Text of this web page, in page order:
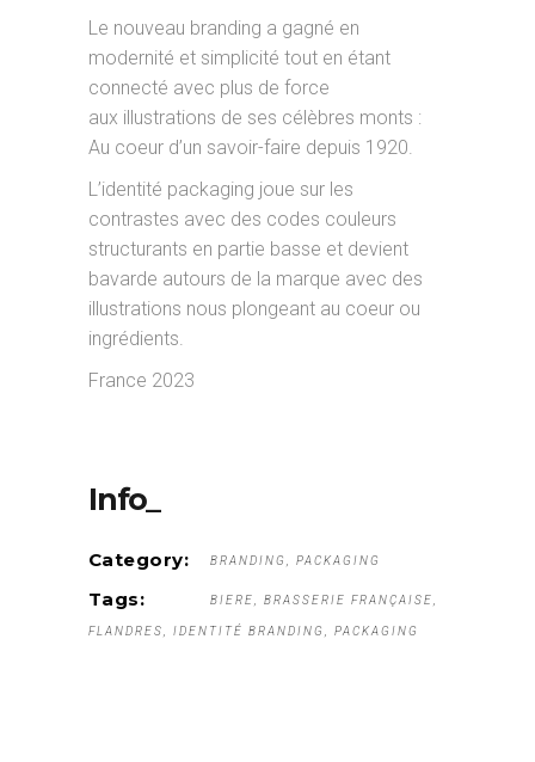
Le nouveau branding a gagné en
modernité et simplicité tout en étant
connecté avec plus de force
aux illustrations de ses célèbres monts :
Au coeur d’un savoir-faire depuis 1920.
L’identité packaging joue sur les
contrastes avec des codes couleurs
structurants en partie basse et devient
bavarde autours de la marque avec des
illustrations nous plongeant au coeur ou
ingrédients.
France 2023
Info_
Category: BRANDING PACKAGING
Tags: BIERE BRASSERIE FRANÇAISE
FLANDRES IDENTITÉ BRANDING PACKAGING